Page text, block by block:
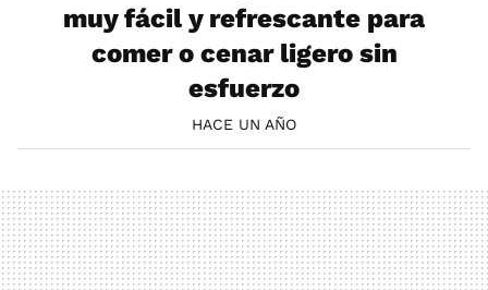
muy fácil y refrescante para
comer o cenar ligero sin
esfuerzo
HACE UN AÑO